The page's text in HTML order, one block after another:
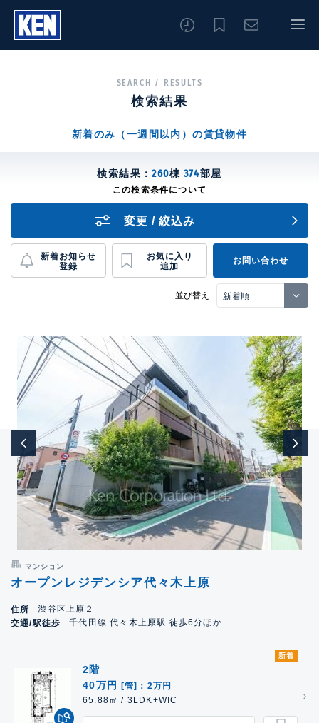
SEARCH / RESULTS
検索結果
新着のみ（一週間以内）の賃貸物件
検索結果：260棟 374部屋
変更 / 絞込み
新着お知らせ
登録
お気に入り
追加
お問い合わせ
並び替え
マンション
オープンレジデンシア代々木上原
住所
渋谷区上原２
交通/駅徒歩
千代田線 代々木上原駅 徒歩6分ほか
新着
2階
40万円
[管]：2万円
65.88㎡ / 3LDK+WIC